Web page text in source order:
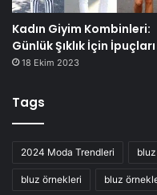
Kadın Giyim Kombinleri:
Günlük Şıklık İçin İpuçları
18 Ekim 2023
Tags
2024 Moda Trendleri
bluz örnekleri bluz